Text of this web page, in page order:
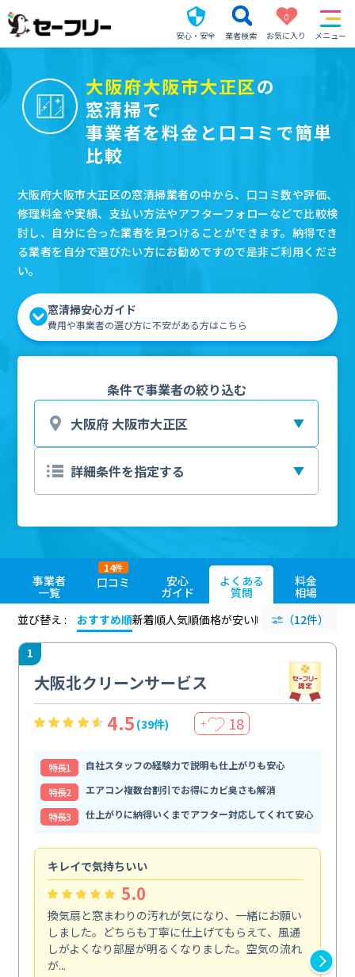
安心・安全 業者検索
0
お気に入り
メニュー
大阪府大阪市大正区の
窓清掃で
事業者を料金と口コミで簡単
比較
大阪府大阪市大正区の窓清掃業者の中から、口コミ数や評価、
修理料金や実績、支払い方法やアフターフォローなどで比較検
討し、自分に合った業者を見つけることができます。納得でき
る業者を自分で選びたい方にお勧めですので是非ご利用くださ
い。
窓清掃安心ガイド
費用や事業者の選び方に不安がある方はこちら
条件で事業者の絞り込む
事業者
一覧
口コミ
14件
安心
ガイド
よくある
質問
料金
相場
並び替え :
おすすめ順新着順人気順価格が安い順 評価が高い順
（12件）
1
大阪北クリーンサービス
4.5 (39件) ＋ 18
特⻑1
自社スタッフの経験力で説明も仕上がりも安心
特⻑2
エアコン複数台割引でお得にカビ臭さも解消
特⻑3
仕上がりに納得いくまでアフター対応してくれて安心
キレイで気持ちいい
5.0
換気扇と窓まわりの汚れが気になり、一緒にお願い
しました。どちらも丁寧に仕上げてもらえて、風通
しがよくなり部屋が明るくなりました。空気の流れ
が...